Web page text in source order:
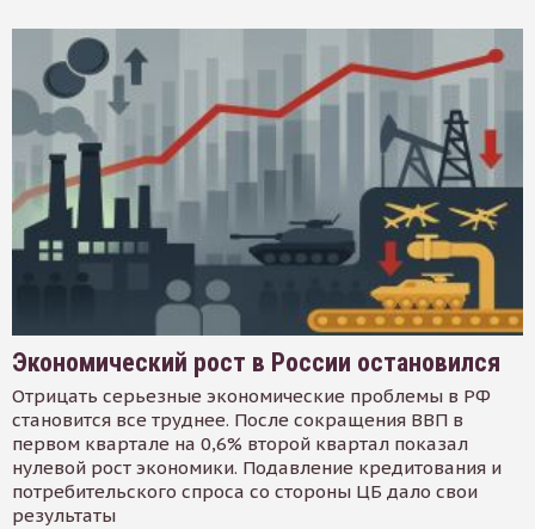
Экономический рост в России остановился
Отрицать серьезные экономические проблемы в РФ
становится все труднее. После сокращения ВВП в
первом квартале на 0,6% второй квартал показал
нулевой рост экономики. Подавление кредитования и
потребительского спроса со стороны ЦБ дало свои
результаты